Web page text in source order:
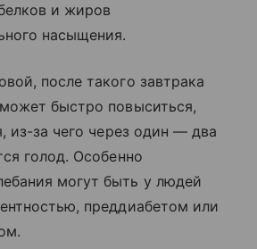
и жиров
насыщения.
после такого завтрака
быстро повыситься,
из-за чего через один — два
голод. Особенно
могут быть у людей
преддиабетом или